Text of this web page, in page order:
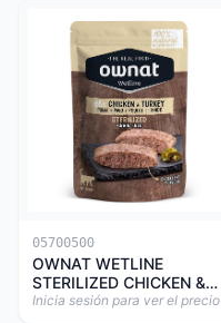
05700500
OWNAT WETLINE
STERILIZED CHICKEN &
TURKEY CAT 85gr
Inicia sesión para ver el precio